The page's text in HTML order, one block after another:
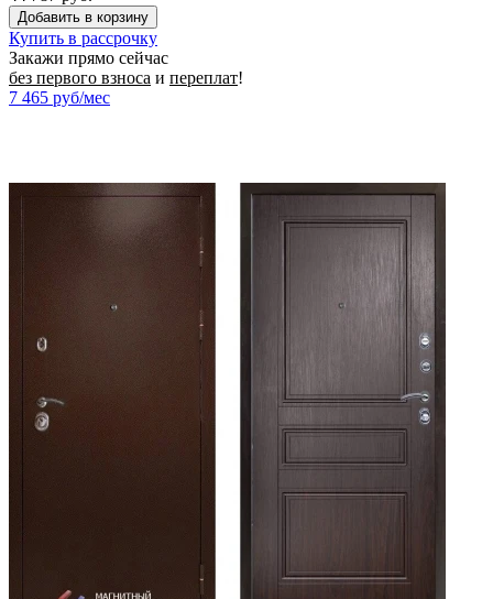
Купить в рассрочку
Закажи прямо сейчас
без первого взноса и переплат!
7 465 руб/мес